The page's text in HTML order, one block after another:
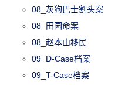
08_灰狗巴士割头案
08_田园命案
08_赵本山移民
09_D-Case档案
09_T-Case档案